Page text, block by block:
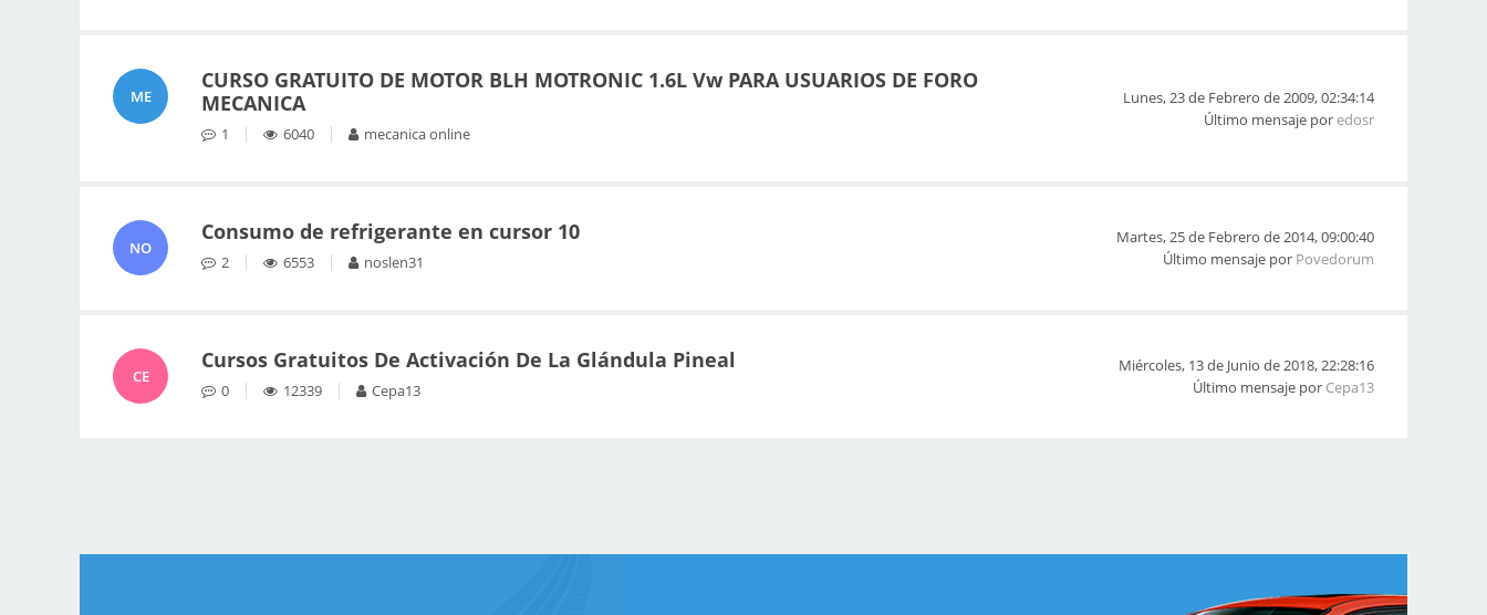
ME
CURSO GRATUITO DE MOTOR BLH MOTRONIC 1.6L Vw PARA USUARIOS DE FORO
MECANICA
1 6040 mecanica online
Lunes, 23 de Febrero de 2009, 02:34:14
Último mensaje poredosr
NO
Consumo de refrigerante en cursor 10
2 6553 noslen31
Martes, 25 de Febrero de 2014, 09:00:40
Último mensaje por Povedorum
CE
Cursos Gratuitos De Activación De La Glándula Pineal
0 12339 Cepa13
Miércoles, 13 de Junio de 2018, 22:28:16
Último mensaje por Cepa13